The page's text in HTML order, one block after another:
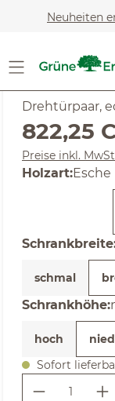
Zum Hauptinhalt
Neuheiten
Noch keine
Akumi
Drehtürpaar,
Verkaufspreis:
822,25
Preise inkl.
Holzart:Esche
Schrankbreite
schmal
Schrankhöhe:
hoch
Sofort
Produkt